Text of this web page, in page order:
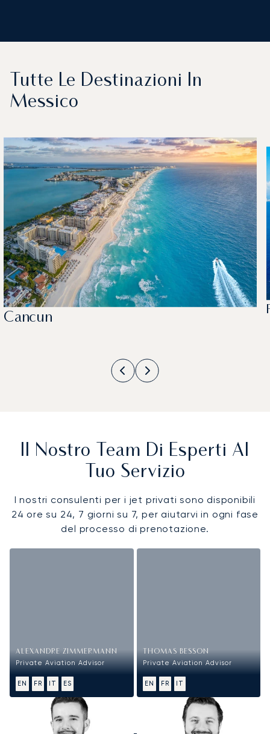
Tutte Le Destinazioni In
Messico
Cancun
Il Nostro Team Di Esperti Al
Tuo Servizio
I nostri consulenti per i jet privati sono disponibili
24 ore su 24, 7 giorni su 7, per aiutarvi in ogni fase
del processo di prenotazione.
ALEXANDRE ZIMMERMANN
Private Aviation Advisor
EN FR IT ES
THOMAS BESSON
Private Aviation Advisor
EN FR IT